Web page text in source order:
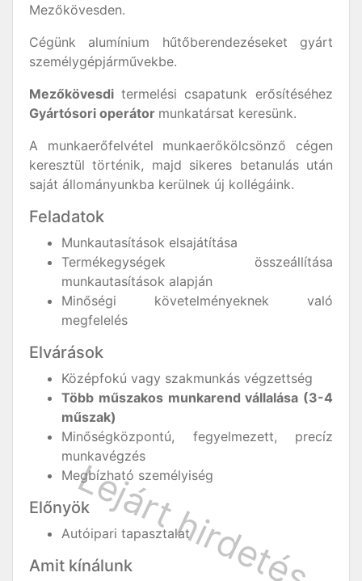
Mezőkövesden.
Cégünk alumínium hűtőberendezéseket gyárt
személygépjárművekbe.
Mezőkövesdi termelési csapatunk erősítéséhez
Gyártósori operátor munkatársat keresünk.
A munkaerőfelvétel munkaerőkölcsönző cégen
keresztül történik, majd sikeres betanulás után
saját állományunkba kerülnek új kollégáink.
Feladatok
Munkautasítások elsajátítása
Termékegységek összeállítása
munkautasítások alapján
Minőségi követelményeknek való
megfelelés
Elvárások
Középfokú vagy szakmunkás végzettség
Több műszakos munkarend vállalása (3-4
műszak)
Minőségközpontú, fegyelmezett, precíz
munkavégzés
Megbízható személyiség
Előnyök
Autóipari tapasztalat
Amit kínálunk